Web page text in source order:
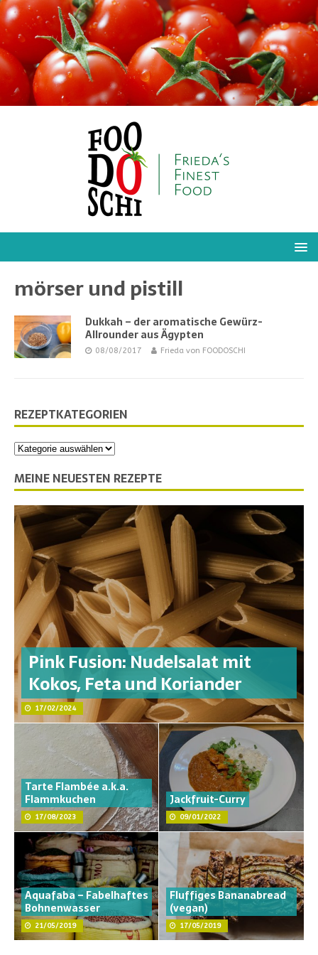
mörser und pistill
Dukkah – der aromatische Gewürz-
Allrounder aus Ägypten
08/08/2017 Frieda von FOODOSCHI
REZEPTKATEGORIEN
MEINE NEUESTEN REZEPTE
Pink Fusion: Nudelsalat mit
Kokos, Feta und Koriander
17/02/2024
Tarte Flambée a.k.a.
Flammkuchen
17/08/2023
Jackfruit-Curry
09/01/2022
Aquafaba – Fabelhaftes
Bohnenwasser
21/05/2019
Fluffiges Bananabread
(vegan)
17/05/2019